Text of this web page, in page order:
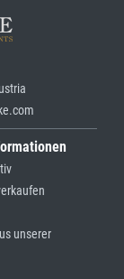
unserer